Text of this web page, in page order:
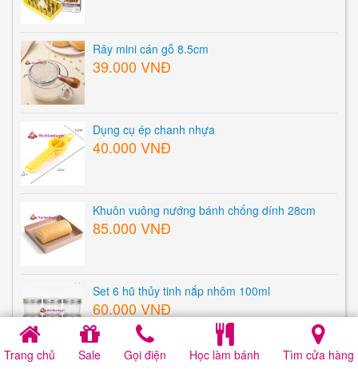
Rây mini cán gỗ 8.5cm
39.000 VNĐ
Dụng cụ ép chanh nhựa
40.000 VNĐ
Khuôn vuông nướng bánh chống dính 28cm
85.000 VNĐ
Set 6 hũ thủy tinh nắp nhôm 100ml
60.000 VNĐ
Trang chủ Sale Gọi điện Học làm bánh Tìm cửa hàng